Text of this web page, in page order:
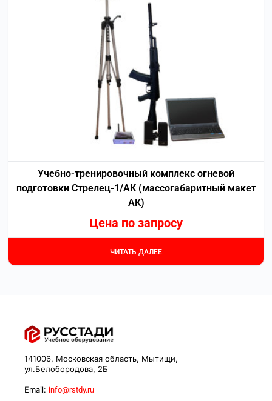
Учебно-тренировочный комплекс огневой
подготовки Стрелец-1/АК (массогабаритный макет
АК)
Цена по запросу
ЧИТАТЬ ДАЛЕЕ
141006, Московская область, Мытищи,
ул.Белобородова, 2Б
Email: info@rstdy.ru